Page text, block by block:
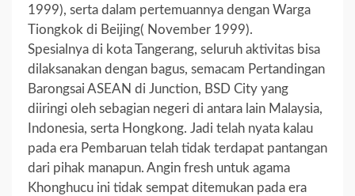
1999), serta dalam pertemuannya dengan Warga
Tiongkok di Beijing( November 1999).
Spesialnya di kota Tangerang, seluruh aktivitas bisa
dilaksanakan dengan bagus, semacam Pertandingan
Barongsai ASEAN di Junction, BSD City yang
diiringi oleh sebagian negeri di antara lain Malaysia,
Indonesia, serta Hongkong. Jadi telah nyata kalau
pada era Pembaruan telah tidak terdapat pantangan
dari pihak manapun. Angin fresh untuk agama
Khonghucu ini tidak sempat ditemukan pada era